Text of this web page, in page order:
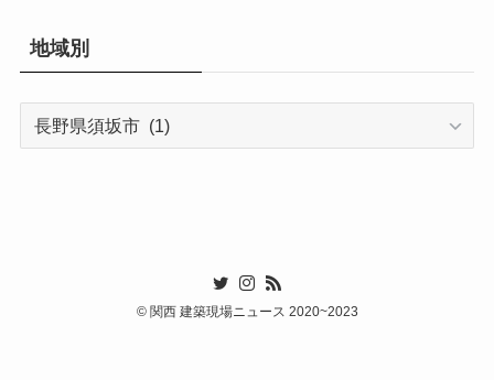
地域別
©関西 建築現場ニュース 2020~2023